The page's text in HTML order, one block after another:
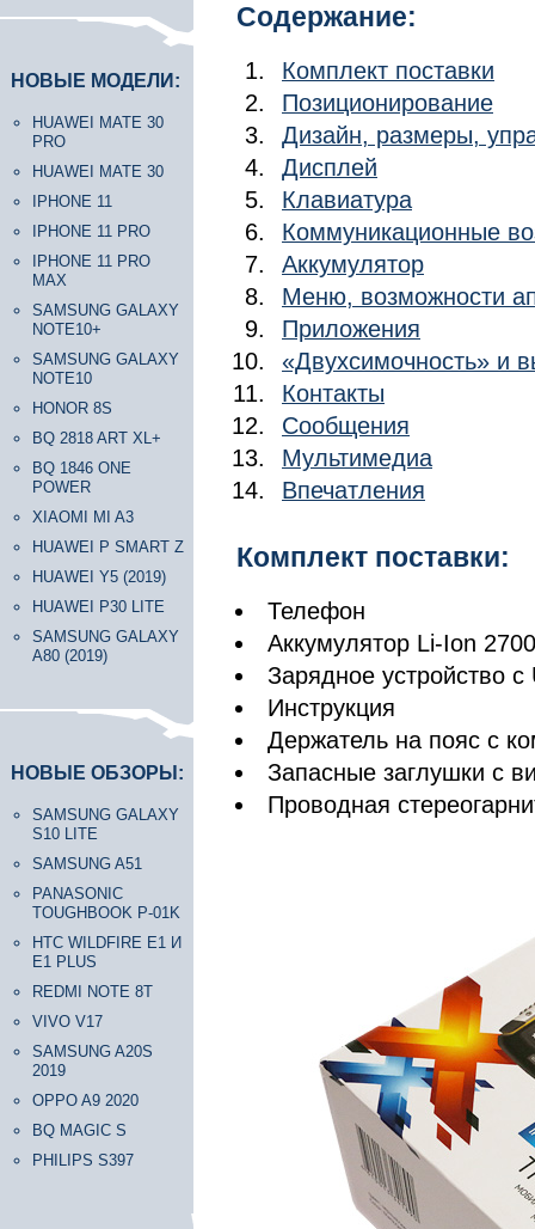
НОВЫЕ МОДЕЛИ:
HUAWEI MATE 30
PRO
HUAWEI MATE 30
IPHONE 11
IPHONE 11 PRO
IPHONE 11 PRO
MAX
SAMSUNG GALAXY
NOTE10+
SAMSUNG GALAXY
NOTE10
HONOR 8S
BQ 2818 ART XL+
BQ 1846 ONE
POWER
XIAOMI MI A3
HUAWEI P SMART Z
HUAWEI Y5 (2019)
HUAWEI P30 LITE
SAMSUNG GALAXY
A80 (2019)
НОВЫЕ ОБЗОРЫ:
SAMSUNG GALAXY
S10 LITE
SAMSUNG A51
PANASONIC
TOUGHBOOK P-01K
HTC WILDFIRE E1 И
E1 PLUS
REDMI NOTE 8T
VIVO V17
SAMSUNG A20S
2019
OPPO A9 2020
BQ MAGIC S
PHILIPS S397
Содержание:
Комплект поставки
Позиционирование
Дизайн, размеры,
Дисплей
Клавиатура
Коммуникационные
Аккумулятор
Меню, возможности
Приложения
«Двухсимочность» и
Контакты
Сообщения
Мультимедиа
Впечатления
Комплект поставки:
Телефон
Аккумулятор Li-Ion
Зарядное устройство
Инструкция
Держатель на пояс с
Запасные заглушки с
Проводная